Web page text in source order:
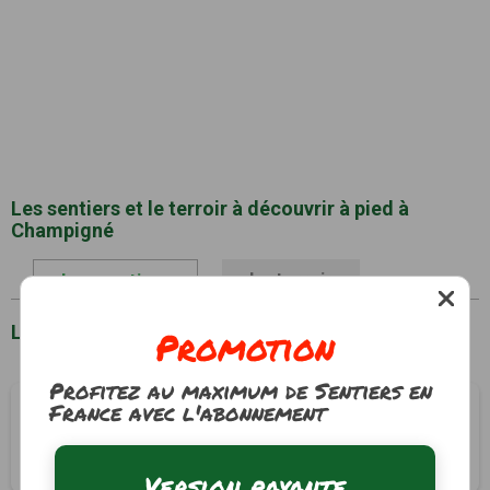
Les sentiers et le terroir à découvrir à pied à
Champigné
Les sentiers Le terroir
Liste des sentiers à Champigné
Sentier de la Malle Demeure
Promotion
Profitez au maximum de Sentiers en
France avec l'abonnement